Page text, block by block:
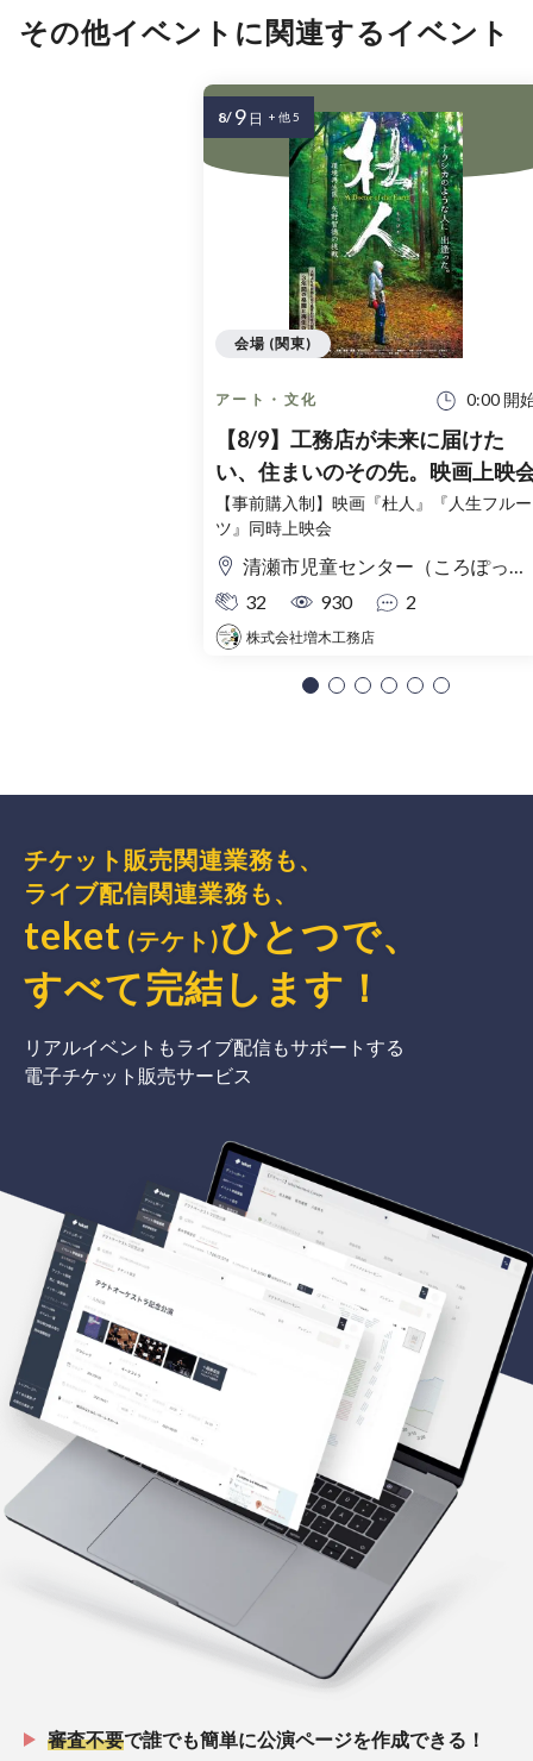
その他イベントに関連するイベント
アート・文化 0:00 開
【8/9】工務店が未来に届けた
い、住まいのその先。映画上映
【事前購入制】映画『杜人』『人生フルー
ツ』同時上映会
清瀬市児童センター（ころぽっくる）東京都清瀬市中清戸3-235-5
32
930 2
株式会社増木工務店
会場 (関東)
8/ 9 日 + 他 5
チケット販売関連業務も、
ライブ配信関連業務も、
teket (テケト)ひとつで、
すべて完結 します ！
リアルイベントもライブ配信もサポートする
電子チケット販売サービス
審査不要で誰でも簡単に公演ページを作成できる！